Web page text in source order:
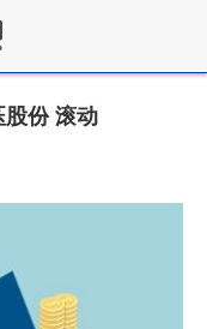
股份 滚动